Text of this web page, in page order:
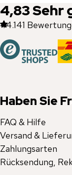
4,83Sehr
44.141
Haben Sie
FAQ & Hilfe
Versand &
Zahlungsarten
Rücksendung,